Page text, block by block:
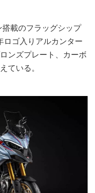
載のフラッグシップ
ロゴ入りアルカンター
ンズプレート、カーボ
ている。